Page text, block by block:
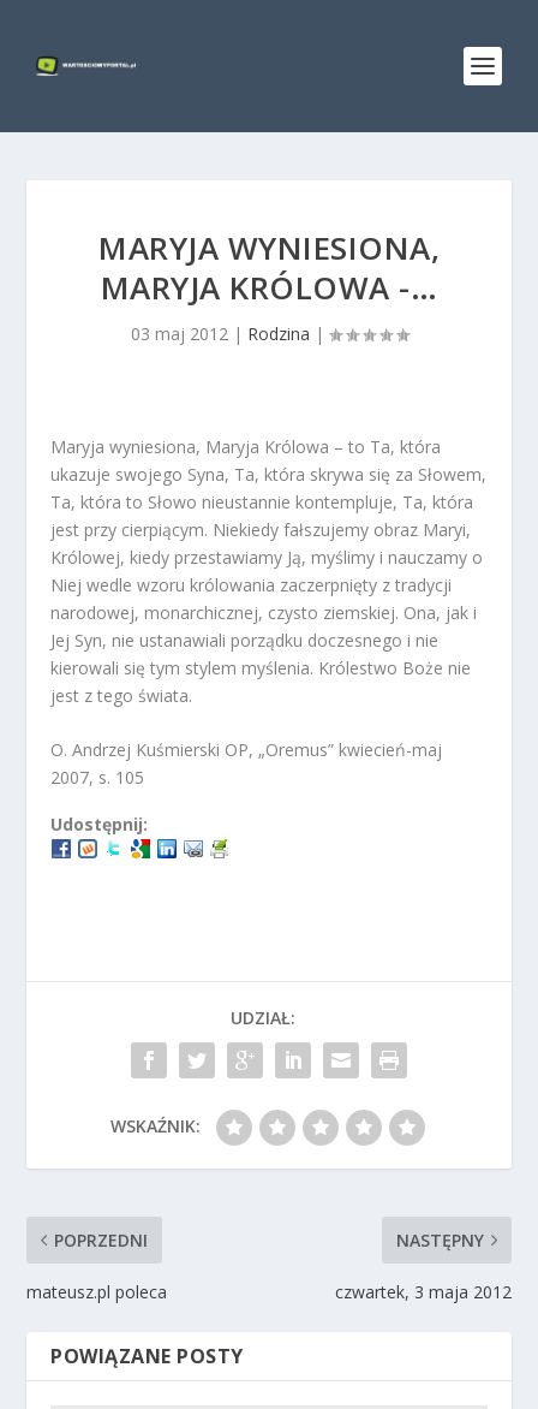
MARYJA WYNIESIONA,
MARYJA KRÓLOWA -…
03 maj 2012| Rodzina |
Maryja wyniesiona, Maryja Królowa – to Ta, która
ukazuje swojego Syna, Ta, która skrywa się za Słowem,
Ta, która to Słowo nieustannie kontempluje, Ta, która
jest przy cierpiącym. Niekiedy fałszujemy obraz Maryi,
Królowej, kiedy przestawiamy Ją, myślimy i nauczamy o
Niej wedle wzoru królowania zaczerpnięty z tradycji
narodowej, monarchicznej, czysto ziemskiej. Ona, jak i
Jej Syn, nie ustanawiali porządku doczesnego i nie
kierowali się tym stylem myślenia. Królestwo Boże nie
jest z tego świata.
O. Andrzej Kuśmierski OP, „Oremus” kwiecień-maj
2007, s. 105
Udostępnij:
UDZIAŁ:
WSKAŹNIK:
POPRZEDNI
mateusz.pl poleca
NASTĘPNY
czwartek, 3 maja 2012
POWIĄZANE POSTY